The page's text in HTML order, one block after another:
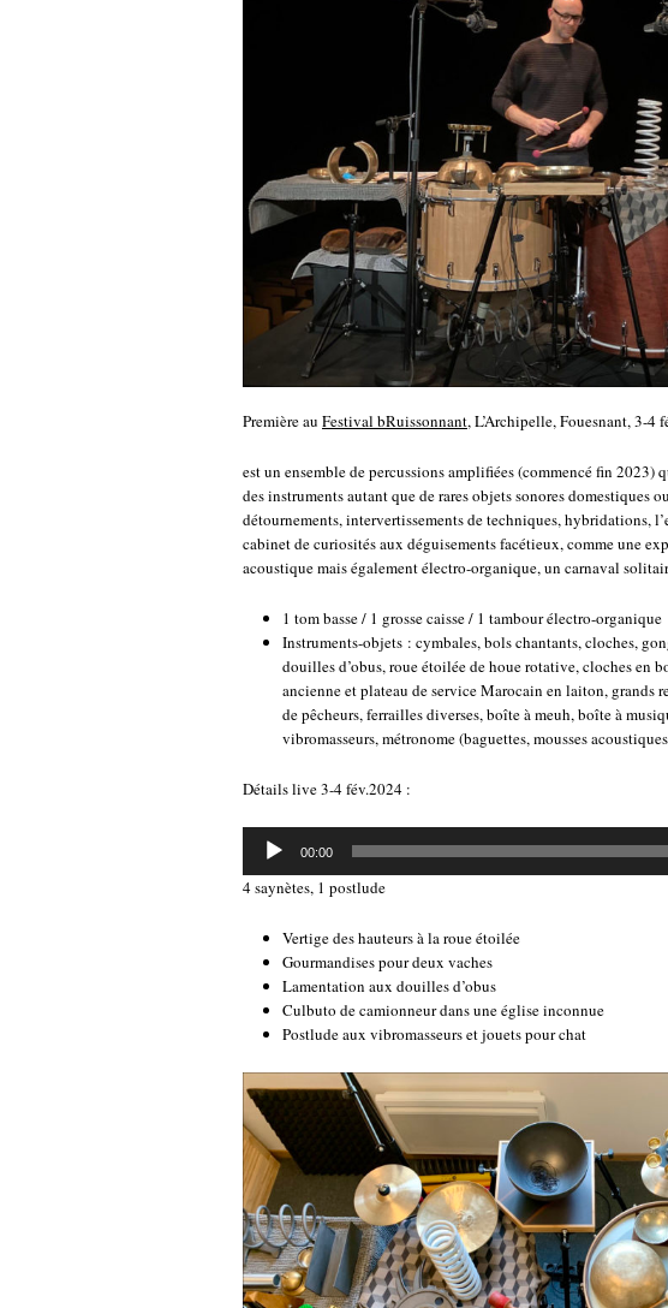
Première au Festival bRuissonnant, L’Archipelle, Fouesnant, 3-4
est un ensemble de percussions amplifiées (commencé fin
des instruments autant que de rares objets sonores domestiques
détournements, intervertissements de techniques, hybridations,
cabinet de curiosités aux déguisements facétieux, comme une
acoustique mais également électro-organique, un carnaval
1 tom basse / 1 grosse caisse / 1 tambour électro-organique
Instruments-objets : cymbales, bols chantants, cloches,
douilles d’obus, roue étoilée de houe rotative, cloches en
ancienne et plateau de service Marocain en laiton, grands
de pêcheurs, ferrailles diverses, boîte à meuh, boîte à
vibromasseurs, métronome (baguettes, mousses
Détails live 3-4 fév.2024 :
Lecteur
audio
00:00
4 saynètes, 1 postlude
Vertige des hauteurs à la roue étoilée
Gourmandises pour deux vaches
Lamentation aux douilles d’obus
Culbuto de camionneur dans une église inconnue
Postlude aux vibromasseurs et jouets pour chat